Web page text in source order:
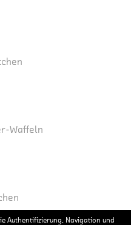
Waffeln
Authentifizierung, Navigation und